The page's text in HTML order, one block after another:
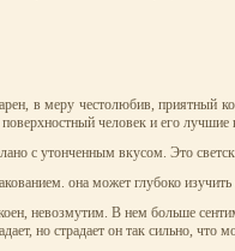
в меру честолюбив, приятный
человек и его
с утонченным вкусом. Это
она может глубоко
невозмутим. В нем больше
но страдает он так сильно, что